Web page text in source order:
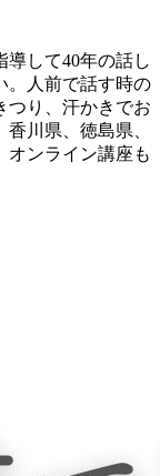
導して40年の話し
。人前で話す時の
つり、汗かきでお
川県、徳島県、
オンライン講座も